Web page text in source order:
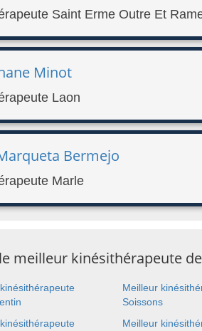
Saint Erme Outre Et
Minot
Laon
Bermejo
Marle
meilleur kinésithérapeute
Meilleur
Soissons
Meilleur